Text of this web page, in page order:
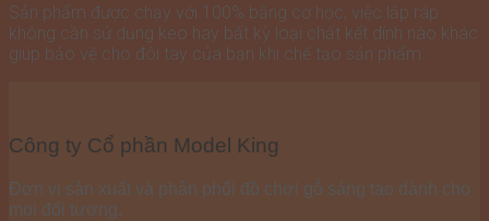
Sản phẩm được chạy với 100% bằng cơ học, việc lắp ráp
không cần sử dụng keo hay bất kỳ loại chất kết dính nào khác
giúp bảo vệ cho đôi tay của bạn khi chế tạo sản phẩm.
Công ty Cổ phần Model King
Đơn vị sản xuất và phân phối đồ chơi gỗ sáng tạo dành cho
mọi đối tượng.